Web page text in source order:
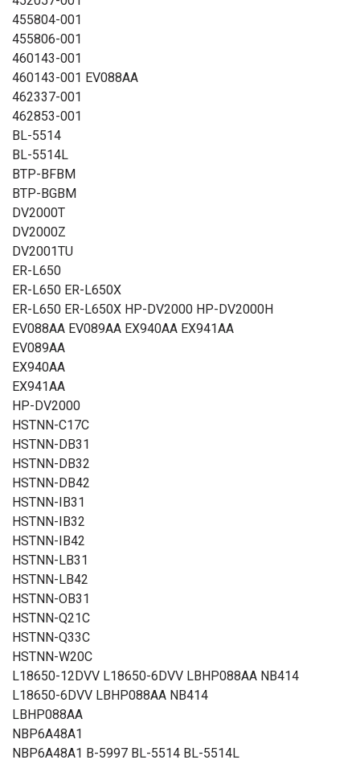
455804-001
455806-001
460143-001
460143-001 EV088AA
462337-001
462853-001
BL-5514
BL-5514L
BTP-BFBM
BTP-BGBM
DV2000T
DV2000Z
DV2001TU
ER-L650
ER-L650 ER-L650X
ER-L650 ER-L650X HP-DV2000 HP-DV2000H
EV088AA EV089AA EX940AA EX941AA
EV089AA
EX940AA
EX941AA
HP-DV2000
HSTNN-C17C
HSTNN-DB31
HSTNN-DB32
HSTNN-DB42
HSTNN-IB31
HSTNN-IB32
HSTNN-IB42
HSTNN-LB31
HSTNN-LB42
HSTNN-OB31
HSTNN-Q21C
HSTNN-Q33C
HSTNN-W20C
L18650-12DVV L18650-6DVV LBHP088AA NB414
L18650-6DVV LBHP088AA NB414
LBHP088AA
NBP6A48A1
NBP6A48A1 B-5997 BL-5514 BL-5514L